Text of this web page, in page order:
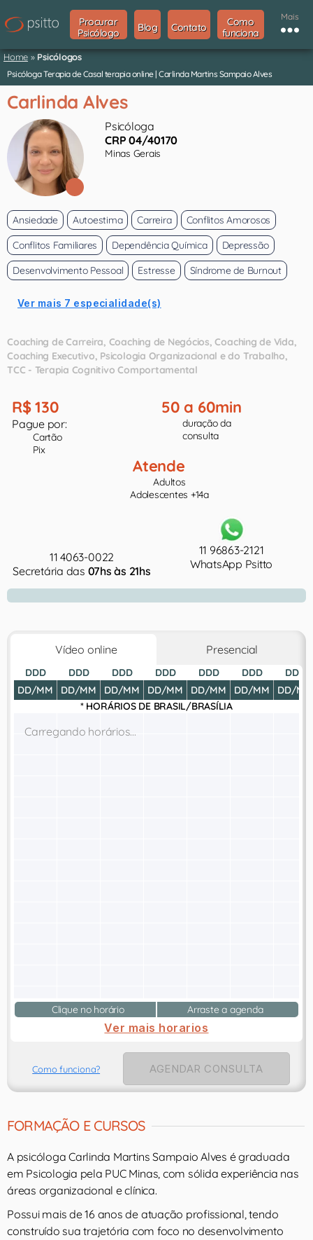
Procurar
Psicólogo
Blog Contato
Como
funciona
Mais
Home » Psicólogos
Psicóloga Terapia de Casal terapia online | Carlinda Martins Sampaio Alves
Carlinda Alves
Psicóloga
CRP 04/40170
Minas Gerais
Ansiedade Autoestima Carreira
Conflitos Amorosos
Conflitos Familiares
Dependência Química
Depressão
Desenvolvimento Pessoal
Estresse Síndrome de Burnout
Ver mais 7 especialidade(s)
Coaching de Carreira Coaching de Negócios Coaching de Vida
Coaching Executivo Psicologia Organizacional e do Trabalho
TCC - Terapia Cognitivo Comportamental
R$ 130
Pague por:
Cartão
Pix
50 a 60min
duração da
consulta
Atende
Adultos
Adolescentes +14a
11 4063-0022
Secretária das 07hs às 21hs
11 96863-2121
WhatsApp Psitto
Vídeo online Presencial
DDD
DD/MM
DDD
DD/MM
DDD
DD/MM
DDD
DD/MM
DDD
DD/MM
DDD
DD/MM
DDD
DD/MM
* HORÁRIOS DE BRASIL/BRASÍLIA
Carregando horários...
Clique no horário Arraste a agenda
Ver mais horarios
Como funciona? AGENDAR CONSULTA
FORMAÇÃO E CURSOS
A psicóloga Carlinda Martins Sampaio Alves é graduada
em Psicologia pela PUC Minas, com sólida experiência nas
áreas organizacional e clínica.
Possui mais de 16 anos de atuação profissional, tendo
construído sua trajetória com foco no desenvolvimento